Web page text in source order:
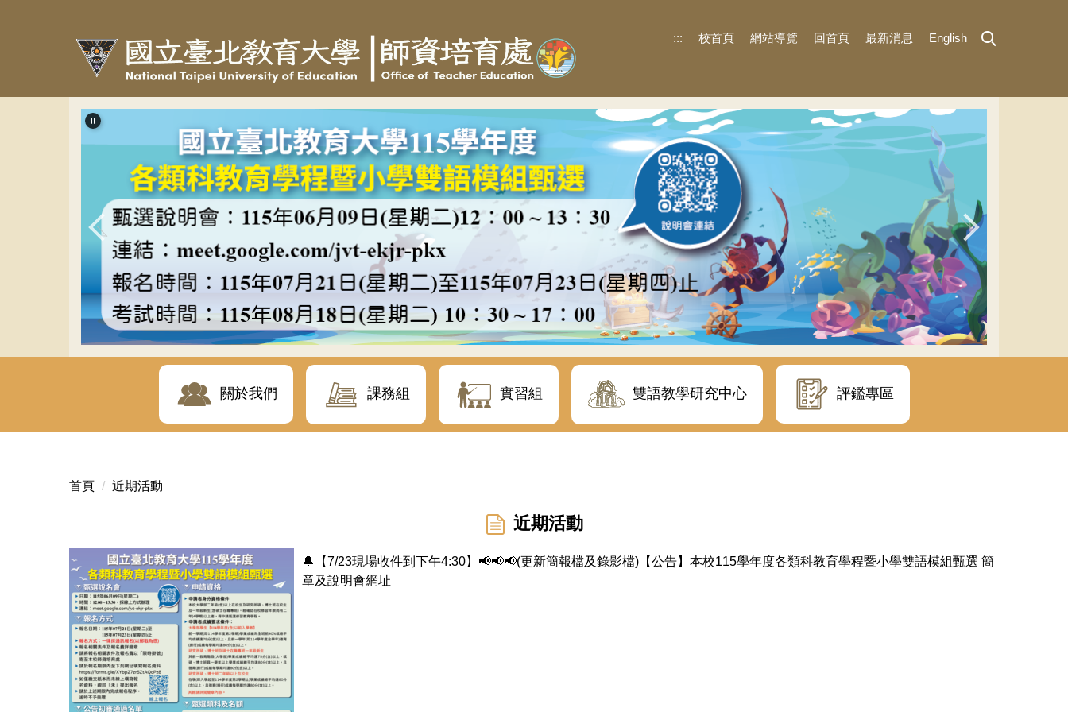
::: 校首頁 網站導覽 回首頁 最新消息 English
教程甄選banner
關於我們 課務組 實習組 雙語教學研究中心 評鑑專區
首頁 近期活動
近期活動
🔔【7/23現場收件到下午4:30】📢📢📢(更新簡報檔及錄影檔)【公告】本校115學年度各類科教育學程暨小學雙語模組甄選 簡
章及說明會網址